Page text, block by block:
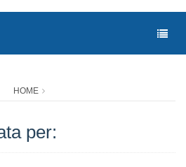
HOME
per: